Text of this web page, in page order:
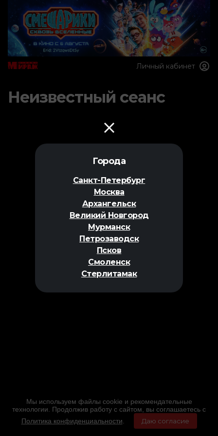
Города
Санкт-Петербург
Москва
Архангельск
Великий Новгород
Мурманск
Петрозаводск
Псков
Смоленск
Стерлитамак
Личный кабинет
Неизвестный сеанс
Мы используем файлы cookie и рекомендательные
технологии. Продолжив работу с сайтом, вы соглашаетесь с
Политика конфиденциальности
Даю согласие